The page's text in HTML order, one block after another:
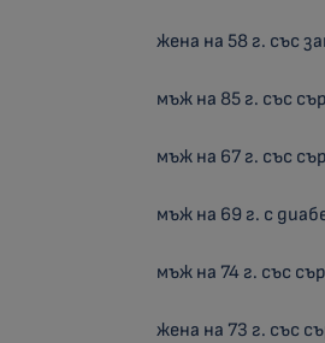
жена на 58 г. със
мъж на 85 г. със
мъж на 67 г. със
мъж на 69 г. с
мъж на 74 г. със
жена на 73 г. със